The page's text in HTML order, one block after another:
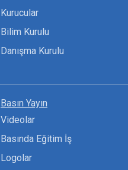
Kurucular
Bilim Kurulu
Danışma Kurulu
Basın Yayın
Videolar
Basında Eğitim İş
Logolar